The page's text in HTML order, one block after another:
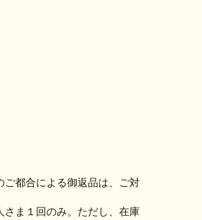
都合による御返品は、ご対
ま１回のみ。ただし、在庫